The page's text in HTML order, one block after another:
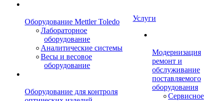
Оборудование Mettler Toledo
Лабораторное
оборудование
Аналитические системы
Весы и весовое
оборудование
Оборудование для контроля
Услуги
Модернизация
ремонт и
обслуживание
поставляемого
оборудования
Сервисное